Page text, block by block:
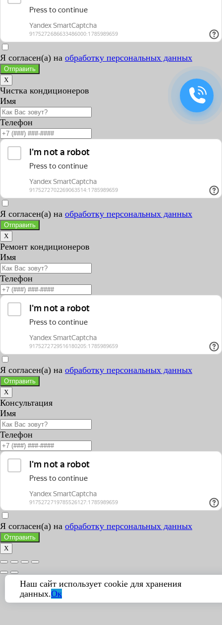
Я согласен(а) на обработку персональных данных
Отправить
X
Чистка кондиционеров
Имя
Телефон
Я согласен(а) на обработку персональных данных
Отправить
X
Ремонт кондиционеров
Имя
Телефон
Я согласен(а) на обработку персональных данных
Отправить
X
Консультация
Имя
Телефон
Я согласен(а) на обработку персональных данных
Отправить
X
Наш сайт использует cookie для хранения
данных.Ок